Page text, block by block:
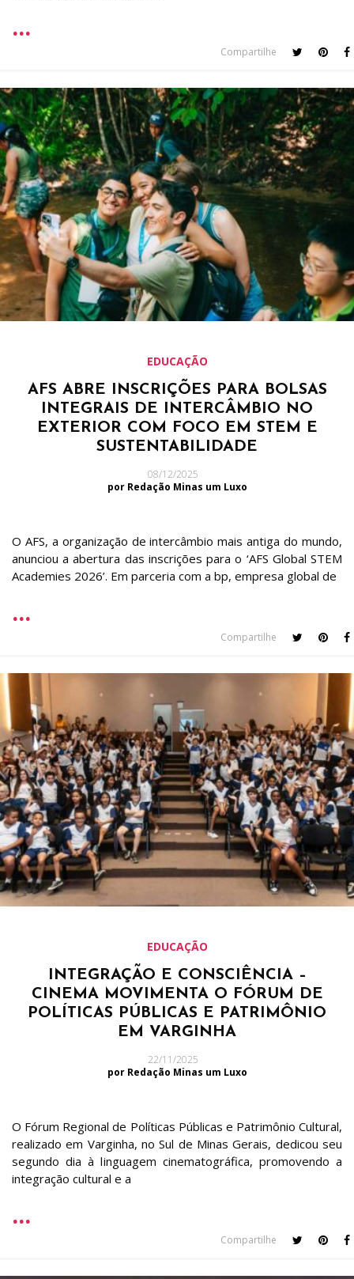
Compartilhe
EDUCAÇÃO
AFS ABRE INSCRIÇÕES PARA BOLSAS
INTEGRAIS DE INTERCÂMBIO NO
EXTERIOR COM FOCO EM STEM E
SUSTENTABILIDADE
08/12/2025
por Redação Minas um Luxo
O AFS, a organização de intercâmbio mais antiga do mundo,
anunciou a abertura das inscrições para o ‘AFS Global STEM
Academies 2026’. Em parceria com a bp, empresa global de
Compartilhe
EDUCAÇÃO
INTEGRAÇÃO E CONSCIÊNCIA –
CINEMA MOVIMENTA O FÓRUM DE
POLÍTICAS PÚBLICAS E PATRIMÔNIO
EM VARGINHA
22/11/2025
por Redação Minas um Luxo
O Fórum Regional de Políticas Públicas e Patrimônio Cultural,
realizado em Varginha, no Sul de Minas Gerais, dedicou seu
segundo dia à linguagem cinematográfica, promovendo a
integração cultural e a
Compartilhe